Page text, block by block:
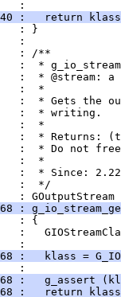
:
:   return
: }
:
: /**
:  *
:  * @stream: a
:  *
:  * Gets the
:  * writing.
:  *
:  * Returns:
:  * Do not
:  *
:  * Since: 2.22
:  */
: GOutputStream
:
: {
:
:
:   klass =
:
:   g_assert
:   return